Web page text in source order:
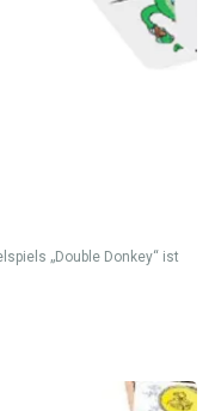
„Double Donkey“ ist